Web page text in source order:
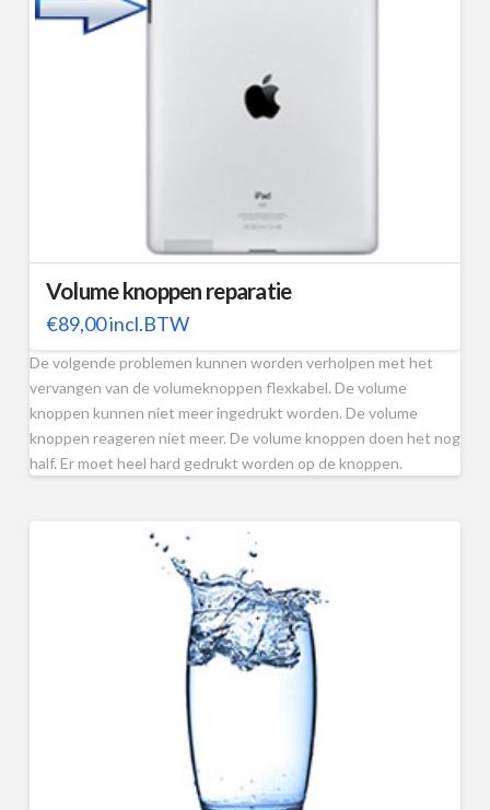
Volume knoppen reparatie
€89,00incl.BTW
De volgende problemen kunnen worden verholpen met het
vervangen van de volumeknoppen flexkabel. De volume
knoppen kunnen niet meer ingedrukt worden. De volume
knoppen reageren niet meer. De volume knoppen doen het nog
half. Er moet heel hard gedrukt worden op de knoppen.